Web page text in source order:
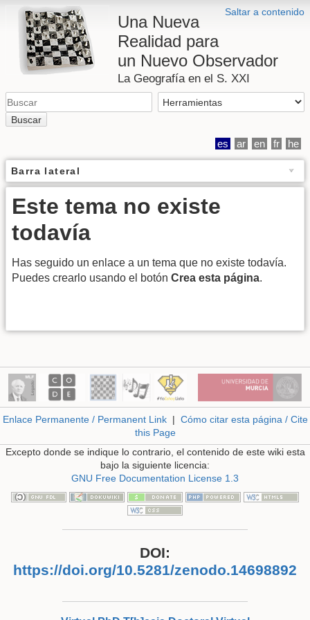
Saltar a contenido
Una Nueva
Realidad para
un Nuevo Observador
La Geografía en el S. XXI
Buscar
es ar en fr he
Barra lateral
Este tema no existe
todavía
Has seguido un enlace a un tema que no existe todavía.
Puedes crearlo usando el botón Crea esta página.
Enlace Permanente / Permanent Link| Cómo citar esta página / Cite
this Page
Excepto donde se indique lo contrario, el contenido de este wiki esta
bajo la siguiente licencia:
GNU Free Documentation License 1.3
DOI:
https://doi.org/10.5281/zenodo.14698892